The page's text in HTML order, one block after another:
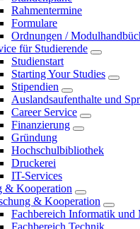
Rahmentermine
Formulare
Ordnungen /
für Studierende
Studienstart
Starting Your Studies
Stipendien
Auslandsaufenthalte und
Career Service
Finanzierung
Gründung
Hochschulbibliothek
Druckerei
IT-Services
& Kooperation
& Kooperation
Fachbereich Informatik und
Fachbereich Technik